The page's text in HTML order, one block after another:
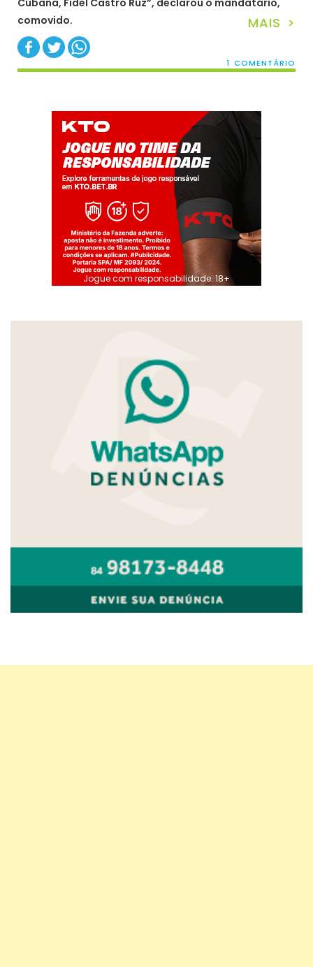
comovido.
MAIS >
1 COMENTÁRIO
Jogue com responsabilidade. 18+